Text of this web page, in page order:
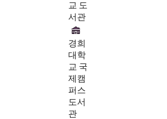
교 도
서관
경희
대학
교 국
제캠
퍼스
도서
관